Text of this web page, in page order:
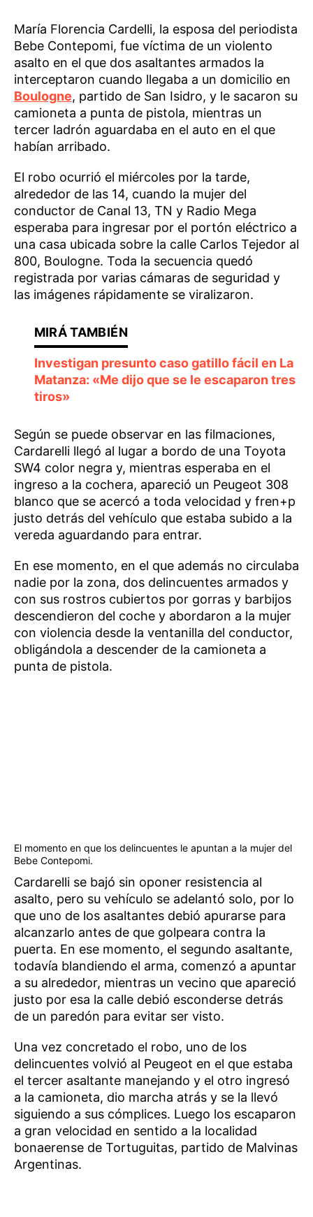
María Florencia Cardelli, la esposa del periodista
Bebe Contepomi, fue víctima de un violento
asalto en el que dos asaltantes armados la
interceptaron cuando llegaba a un domicilio en
Boulogne, partido de San Isidro, y le sacaron su
camioneta a punta de pistola, mientras un
tercer ladrón aguardaba en el auto en el que
habían arribado.
El robo ocurrió el miércoles por la tarde,
alrededor de las 14, cuando la mujer del
conductor de Canal 13, TN y Radio Mega
esperaba para ingresar por el portón eléctrico a
una casa ubicada sobre la calle Carlos Tejedor al
800, Boulogne. Toda la secuencia quedó
registrada por varias cámaras de seguridad y
las imágenes rápidamente se viralizaron.
Investigan presunto caso gatillo fácil en La
Matanza: «Me dijo que se le escaparon tres
tiros»
Según se puede observar en las filmaciones,
Cardarelli llegó al lugar a bordo de una Toyota
SW4 color negra y, mientras esperaba en el
ingreso a la cochera, apareció un Peugeot 308
blanco que se acercó a toda velocidad y fren+p
justo detrás del vehículo que estaba subido a la
vereda aguardando para entrar.
En ese momento, en el que además no circulaba
nadie por la zona, dos delincuentes armados y
con sus rostros cubiertos por gorras y barbijos
descendieron del coche y abordaron a la mujer
con violencia desde la ventanilla del conductor,
obligándola a descender de la camioneta a
punta de pistola.
El momento en que los delincuentes le apuntan a la mujer del
Bebe Contepomi.
Cardarelli se bajó sin oponer resistencia al
asalto, pero su vehículo se adelantó solo, por lo
que uno de los asaltantes debió apurarse para
alcanzarlo antes de que golpeara contra la
puerta. En ese momento, el segundo asaltante,
todavía blandiendo el arma, comenzó a apuntar
a su alrededor, mientras un vecino que apareció
justo por esa la calle debió esconderse detrás
de un paredón para evitar ser visto.
Una vez concretado el robo, uno de los
delincuentes volvió al Peugeot en el que estaba
el tercer asaltante manejando y el otro ingresó
a la camioneta, dio marcha atrás y se la llevó
siguiendo a sus cómplices. Luego los escaparon
a gran velocidad en sentido a la localidad
bonaerense de Tortuguitas, partido de Malvinas
Argentinas.